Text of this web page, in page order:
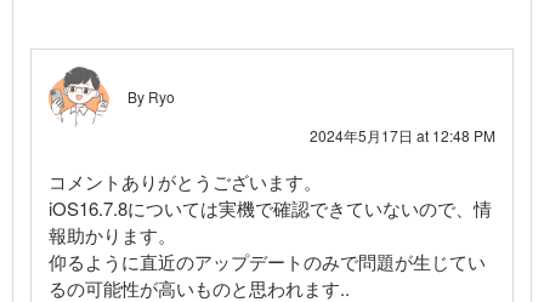
By Ryo
2024年5月17日 at 12:48 PM
コメントありがとうございます。
iOS16.7.8については実機で確認できていないので、情
報助かります。
仰るように直近のアップデートのみで問題が生じてい
るの可能性が高いものと思われます..